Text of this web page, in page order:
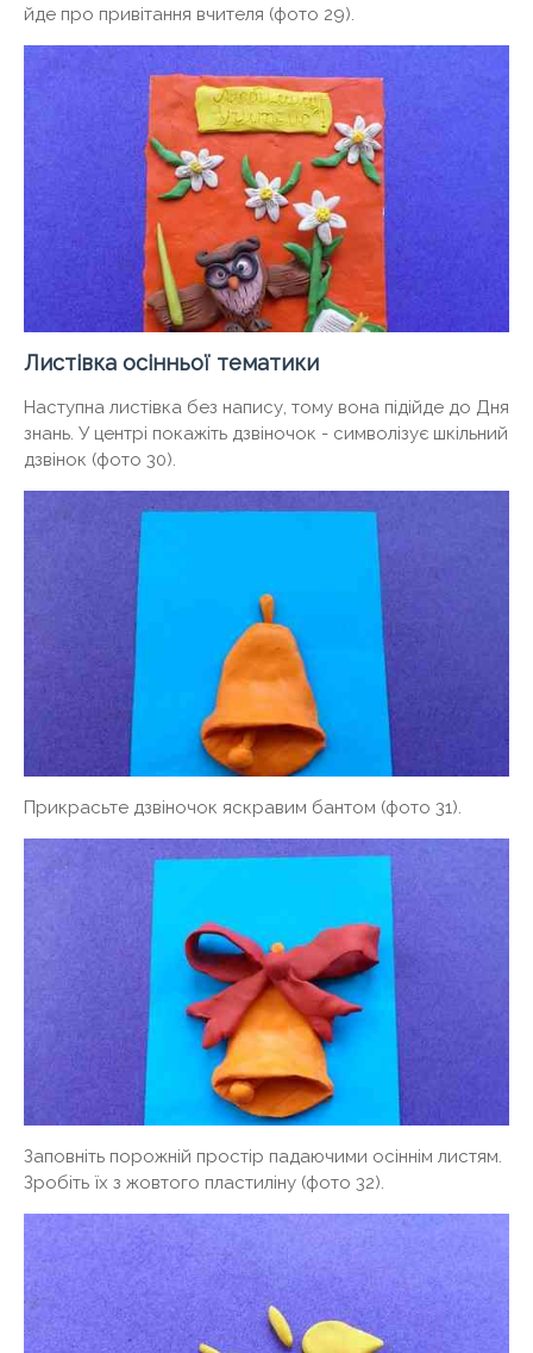
йде про привітання вчителя (фото 29).
Листівка осінньої тематики
Наступна листівка без напису, тому вона підійде до Дня
знань. У центрі покажіть дзвіночок - символізує шкільний
дзвінок (фото 30).
Прикрасьте дзвіночок яскравим бантом (фото 31).
Заповніть порожній простір падаючими осіннім листям.
Зробіть їх з жовтого пластиліну (фото 32).